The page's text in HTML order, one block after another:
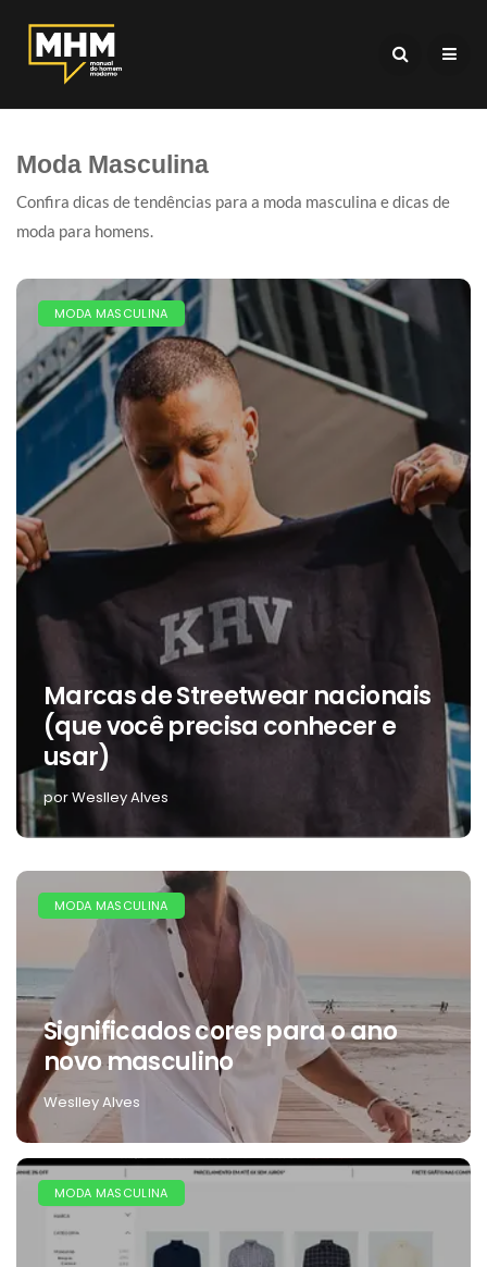
Moda Masculina
Confira dicas de tendências para a moda masculina e dicas de
moda para homens.
MODA MASCULINA
Marcas de Streetwear nacionais
(que você precisa conhecer e
usar)
por Weslley Alves
MODA MASCULINA
Significados cores para o ano
novo masculino
Weslley Alves
MODA MASCULINA